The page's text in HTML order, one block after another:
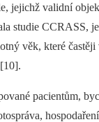
jejichž validní
studie CCRASS,
věk, které
pacientům,